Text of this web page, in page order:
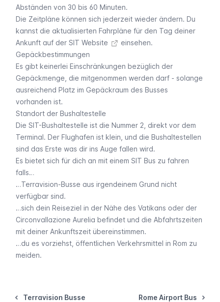
Abständen von 30 bis 60 Minuten.
Die Zeitpläne können sich jederzeit wieder ändern. Du
kannst die aktualisierten Fahrpläne für den Tag deiner
Ankunft auf der SIT Website
einsehen.
Gepäckbestimmungen
Es gibt keinerlei Einschränkungen bezüglich der
Gepäckmenge, die mitgenommen werden darf - solange
ausreichend Platz im Gepäckraum des Busses
vorhanden ist.
Standort der Bushaltestelle
Die SIT-Bushaltestelle ist die Nummer 2, direkt vor dem
Terminal. Der Flughafen ist klein, und die Bushaltestellen
sind das Erste was dir ins Auge fallen wird.
Es bietet sich für dich an mit einem SIT Bus zu fahren
falls…
…Terravision-Busse aus irgendeinem Grund nicht
verfügbar sind.
…sich dein Reiseziel in der Nähe des Vatikans oder der
Circonvallazione Aurelia befindet und die Abfahrtszeiten
mit deiner Ankunftszeit übereinstimmen.
…du es vorziehst, öffentlichen Verkehrsmittel in Rom zu
meiden.
Terravision Busse Rome Airport Bus